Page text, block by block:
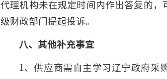
代理机构未在规定时间内作出答复的
级财政部门提起投诉。
八、其他补充事宜
1、供应商需自主学习辽宁政府采